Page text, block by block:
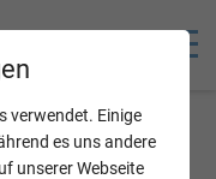
OVE Academy
verwendet. Einige
es uns andere
unserer Webseite